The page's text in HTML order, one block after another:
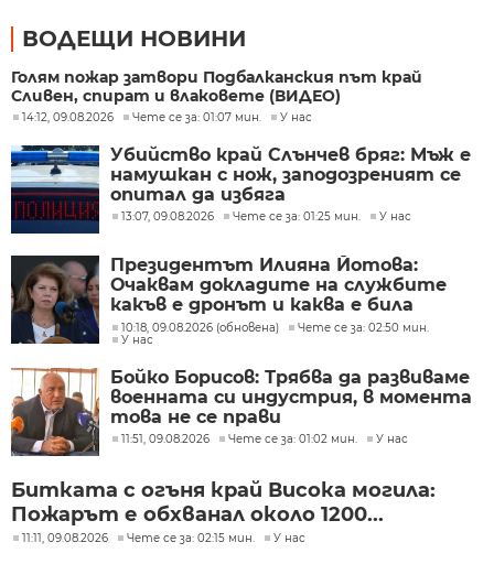
ВОДЕЩИ НОВИНИ
Голям пожар затвори Подбалканския път край
Сливен, спират и влаковете (ВИДЕО)
14:12, 09.08.2026 Чете се за: 01:07 мин. У нас
Убийство край Слънчев бряг: Мъж е
намушкан с нож, заподозреният се
опитал да избяга
13:07, 09.08.2026 Чете се за: 01:25 мин. У нас
Президентът Илияна Йотова:
Очаквам докладите на службите
какъв е дронът и каква е била
неговата роля
10:18, 09.08.2026 (обновена)
Чете се за: 02:50 мин.
У нас
Бойко Борисов: Трябва да развиваме
военната си индустрия, в момента
това не се прави
11:51, 09.08.2026 Чете се за: 01:02 мин. У нас
Битката с огъня край Висока могила:
Пожарът е обхванал около 1200...
11:11, 09.08.2026 Чете се за: 02:15 мин. У нас